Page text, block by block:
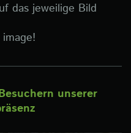
das jeweilige Bild
unserer